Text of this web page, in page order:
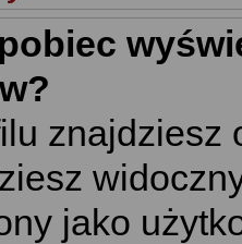
znajdziesz
jako